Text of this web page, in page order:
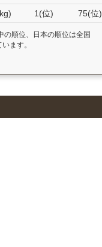
1(位) 75(位)
の順位、日本の順位は全国
ます。